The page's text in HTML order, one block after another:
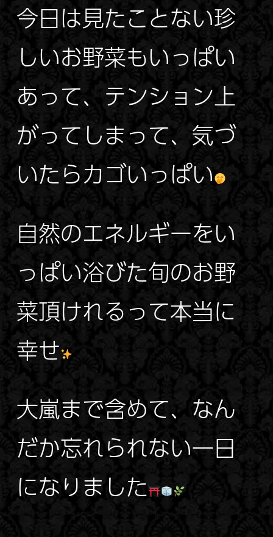
今日は見たことない珍
しいお野菜もいっぱい
あって、テンション上
がってしまって、気づ
いたらカゴいっぱい
自然のエネルギーをい
っぱい浴びた旬のお野
菜頂けれるって本当に
幸せ
大嵐まで含めて、なん
だか忘れられない一日
になりました